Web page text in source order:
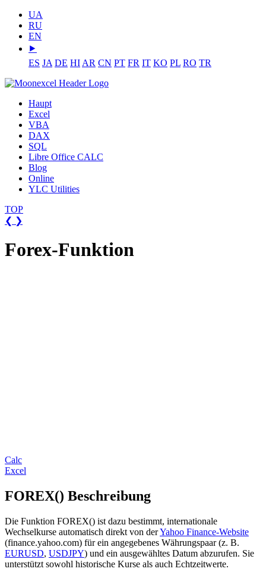
UA
RU
EN
⯈
ES JA DE HI AR CN PT FR IT KO PL RO TR
Haupt
Excel
VBA
DAX
SQL
Libre Office CALC
Blog
Online
YLC Utilities
TOP
❮ ❯
Forex-Funktion
Calc
Excel
FOREX() Beschreibung
Die Funktion FOREX() ist dazu bestimmt, internationale
Wechselkurse automatisch direkt von derYahoo Finance-Website
(finance.yahoo.com) für ein angegebenes Währungspaar (z. B.
EURUSD, USDJPY) und ein ausgewähltes Datum abzurufen. Sie
unterstützt sowohl historische Kurse als auch Echtzeitwerte.